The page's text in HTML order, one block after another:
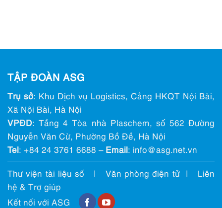
TẬP ĐOÀN ASG
Trụ sở: Khu Dịch vụ Logistics, Cảng HKQT Nội Bài,
Xã Nội Bài, Hà Nội
VPĐD: Tầng 4 Tòa nhà Plaschem, số 562 Đường
Nguyễn Văn Cừ, Phường Bồ Đề, Hà Nội
Tel: +84 24 3761 6688 – Email: info@ asg.net.vn
Thư viện tài liệu số | Văn phòng điện tử|
Liên
hệ & Trợ giúp
Kết nối với ASG